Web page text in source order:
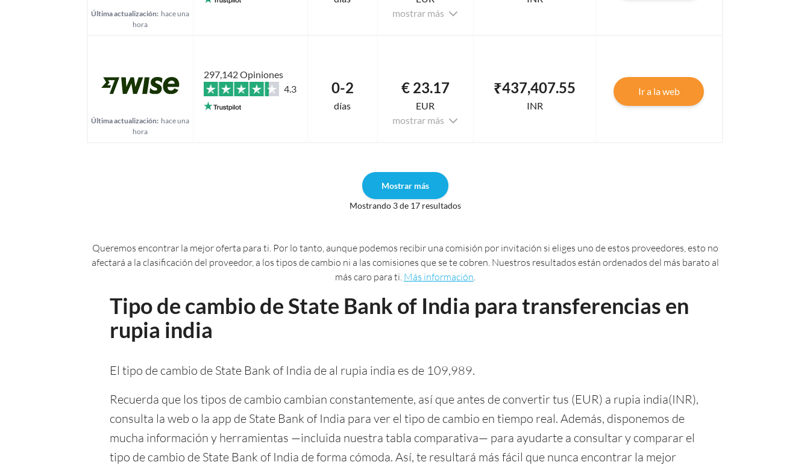
Última actualización: hace una
hora
mostrar más
Última actualización: hace una
hora
297,142 Opiniones
4.3
0-2
días
€ 23.17
EUR
mostrar más
₹437,407.55
INR
Ir a la web
Mostrar más
Mostrando 3 de 17 resultados
Queremos encontrar la mejor oferta para ti. Por lo tanto, aunque podemos recibir una comisión por invitación si eliges uno de estos proveedores, esto no
afectará a la clasificación del proveedor, a los tipos de cambio ni a las comisiones que se te cobren. Nuestros resultados están ordenados del más barato al
más caro para ti. Más información.
Tipo de cambio de State Bank of India para transferencias en
rupia india
El tipo de cambio de State Bank of India de al rupia india es de 109,989.
Recuerda que los tipos de cambio cambian constantemente, así que antes de convertir tus (EUR) a rupia india(INR),
consulta la web o la app de State Bank of India para ver el tipo de cambio en tiempo real. Además, disponemos de
mucha información y herramientas —incluida nuestra tabla comparativa— para ayudarte a consultar y comparar el
tipo de cambio de State Bank of India de forma cómoda. Así, te resultará más fácil que nunca encontrar la mejor